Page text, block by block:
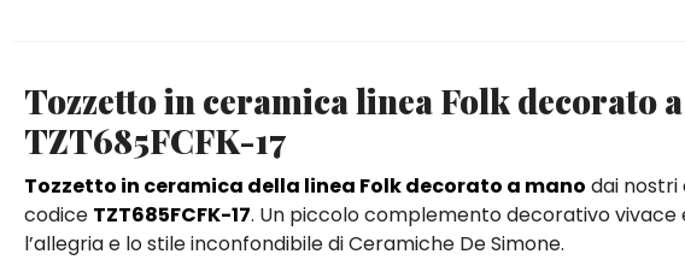
Tozzetto in ceramica linea Folk decorato
TZT685FCFK-17
Tozzetto in ceramica della linea Folk decorato a mano dai nostri
codice TZT685FCFK-17. Un piccolo complemento decorativo
l’allegria e lo stile inconfondibile di Ceramiche De Simone.